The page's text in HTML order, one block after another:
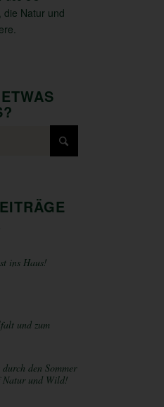
die Natur und
ins Haus!
und zum
den Sommer
Natur und Wild!